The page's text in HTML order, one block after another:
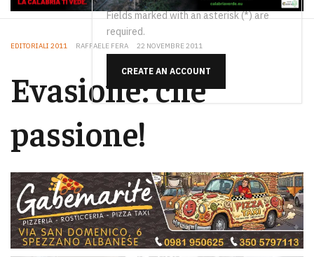
Fields marked with an asterisk (*) are
required.
CREATE AN ACCOUNT
EDITORIALI 2011 RAFFAELE FERA 22 NOVEMBRE 2011
Evasione: che
passione!